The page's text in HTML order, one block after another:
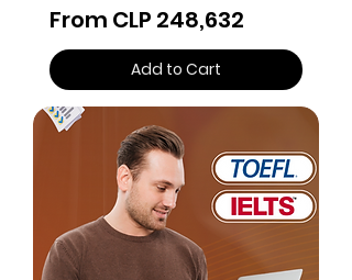
From CLP 248,632
Sale Price
Add to Cart